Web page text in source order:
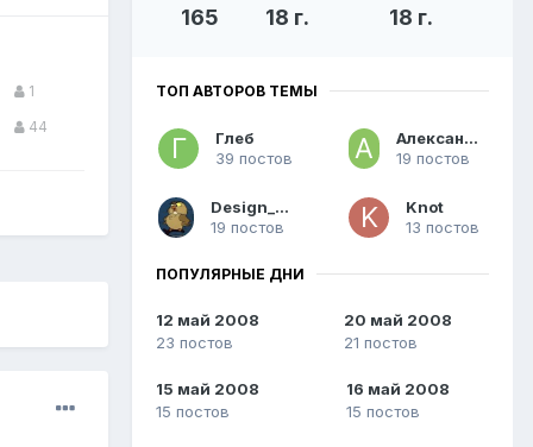
1
44
165 18 г. 18 г.
ТОП АВТОРОВ ТЕМЫ
Глеб
39 постов
Александр676
19 постов
Design_Nick
19 постов
Knot
13 постов
ПОПУЛЯРНЫЕ ДНИ
12 май 2008
23 постов
20 май 2008
21 постов
15 май 2008
15 постов
16 май 2008
15 постов